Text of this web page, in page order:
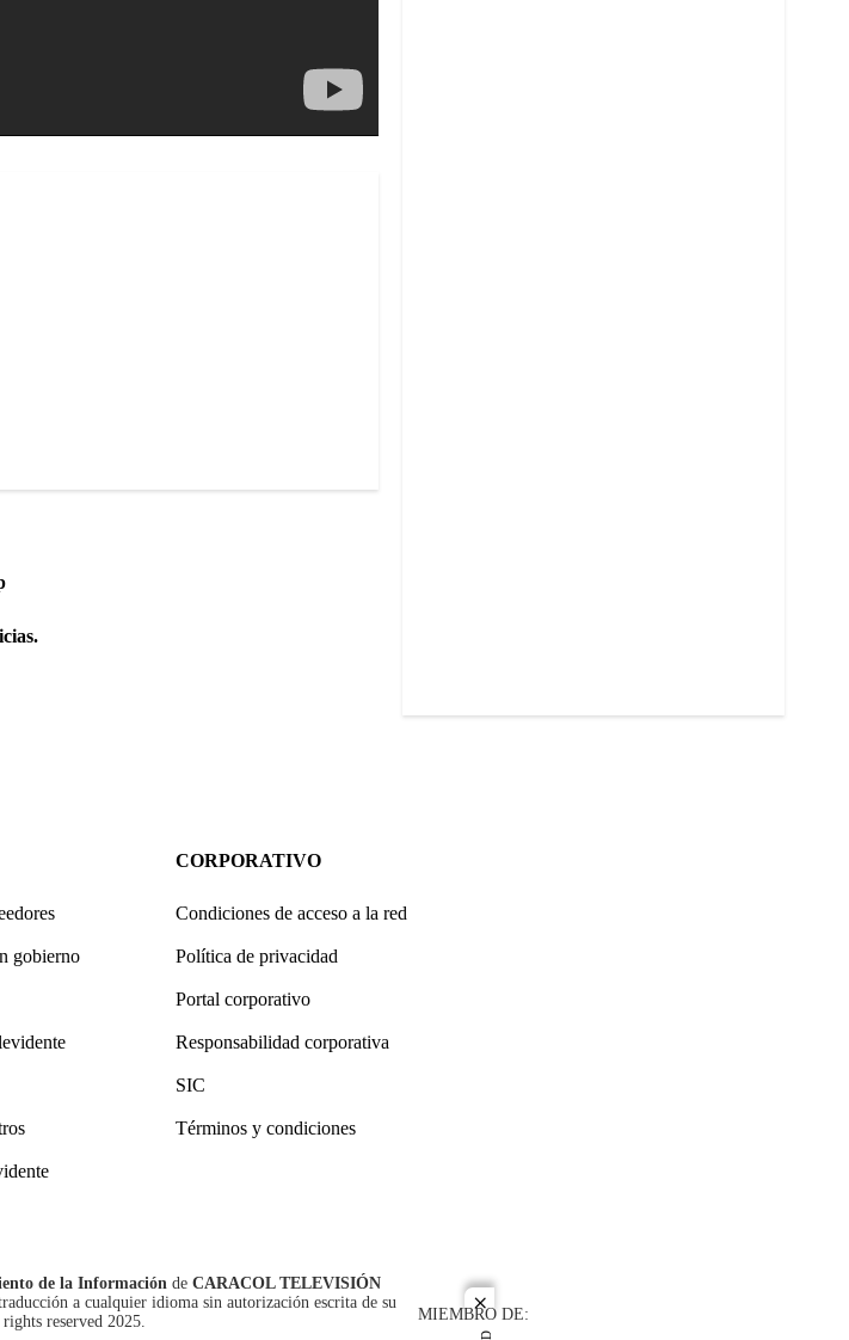
close
gobierno
CORPORATIVO
Condiciones de acceso a la red
Política de privacidad
Portal corporativo
Responsabilidad corporativa
SIC
Términos y condiciones
de la Información de CARACOL TELEVISIÓN
a cualquier idioma sin autorización escrita de su
reserved 2025.
MIEMBRO DE: